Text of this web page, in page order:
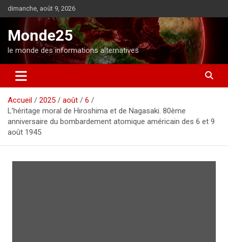
l
o
u
dimanche, août 9, 2026
Monde25
le monde des informations alternatives
Accueil 2025 août
6
L’héritage moral de Hiroshima et de Nagasaki. 80ème
anniversaire du bombardement atomique américain des 6 et 9
août 1945